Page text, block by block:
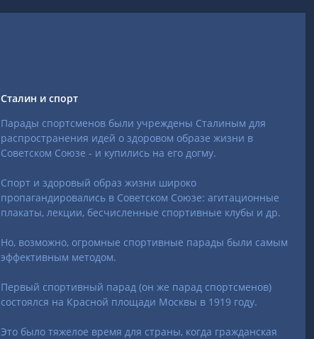
Сталин и спорт
Парады спортсменов были учреждены Сталиным для
распространения идей о здоровом образе жизни в
Советском Союзе - и купились на его догму.
Спорт и здоровый образ жизни широко
пропагандировались в Советском Союзе: агитационные
плакаты, лекции, бесчисленные спортивные клубы и др.
Но, возможно, огромные спортивные парады были самым
эффективным методом.
Первый спортивный парад (он же парад спортсменов)
состоялся на Красной площади Москвы в 1919 году.
Это было тяжелое время для страны, когда гражданская